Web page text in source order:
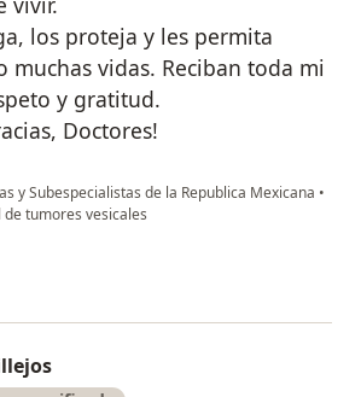
los proteja y les permita
muchas vidas. Reciban toda mi
y gratitud.
Doctores!
y Subespecialistas de la Republica Mexicana •
tumores vesicales
Daniel Juárez